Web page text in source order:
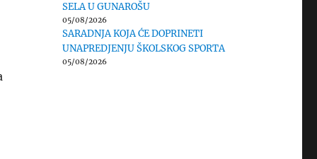
SELA U GUNAROŠU
05/08/2026
SARADNJA KOJA ĆE DOPRINETI
UNAPREDJENJU ŠKOLSKOG SPORTA
05/08/2026